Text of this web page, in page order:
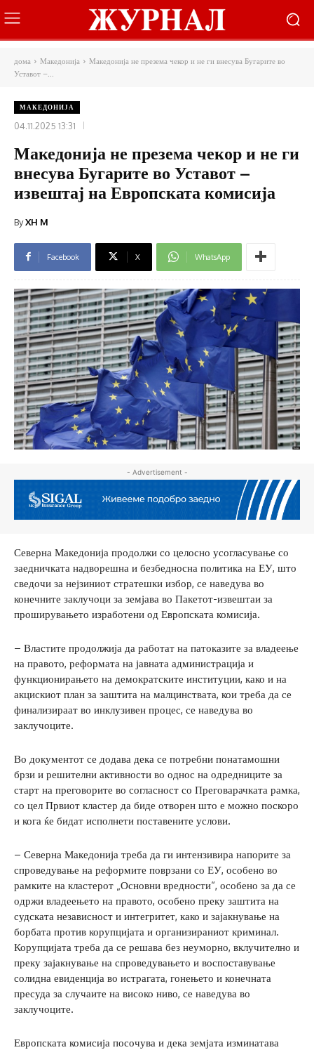
дома Македонија
Македонија не презема чекор и не ги внесува Бугарите во
Уставот –...
МАКЕДОНИЈА
04.11.2025 13:31
Македонија не презема чекор и не ги
внесува Бугарите во Уставот –
извештај на Европската комисија
ByXH M
Facebook X WhatsApp
- Advertisement -
Северна Македонија продолжи со целосно усогласување со
заедничката надворешна и безбедносна политика на ЕУ, што
сведочи за нејзиниот стратешки избор, се наведува во
конечните заклучоци за земјава во Пакетот-извештаи за
проширувањето изработени од Европската комисија.
– Властите продолжија да работат на патоказите за владеење
на правото, реформата на јавната администрација и
функционирањето на демократските институции, како и на
акцискиот план за заштита на малцинствата, кои треба да се
финализираат во инклузивен процес, се наведува во
заклучоците.
Во документот се додава дека се потребни понатамошни
брзи и решителни активности во однос на одредниците за
старт на преговорите во согласност со Преговарачката рамка,
со цел Првиот кластер да биде отворен што е можно поскоро
и кога ќе бидат исполнети поставените услови.
– Северна Македонија треба да ги интензивира напорите за
спроведување на реформите поврзани со ЕУ, особено во
рамките на кластерот „Основни вредности“, особено за да се
одржи владеењето на правото, особено преку заштита на
судската независност и интегритет, како и зајакнување на
борбата против корупцијата и организираниот криминал.
Корупцијата треба да се решава без неуморно, вклучително и
преку зајакнување на спроведувањето и воспоставување
солидна евиденција во истрагата, гонењето и конечната
пресуда за случаите на високо ниво, се наведува во
заклучоците.
Европската комисија посочува и дека земјата изминатава